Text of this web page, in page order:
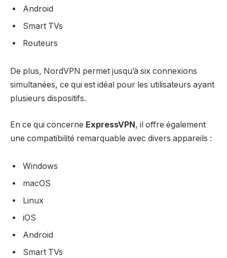
Android
Smart TVs
Routeurs
De plus, NordVPN permet jusqu’à six connexions
simultanées, ce qui est idéal pour les utilisateurs ayant
plusieurs dispositifs.
En ce qui concerne ExpressVPN, il offre également
une compatibilité remarquable avec divers appareils :
Windows
macOS
Linux
iOS
Android
Smart TVs